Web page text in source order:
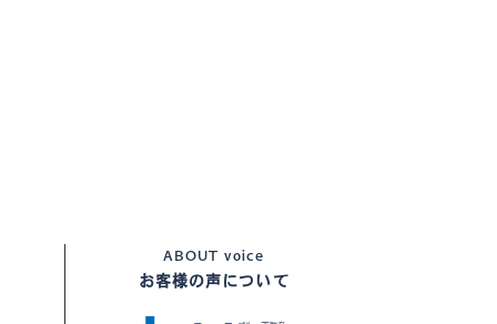
ABOUTvoice
お客様の声について